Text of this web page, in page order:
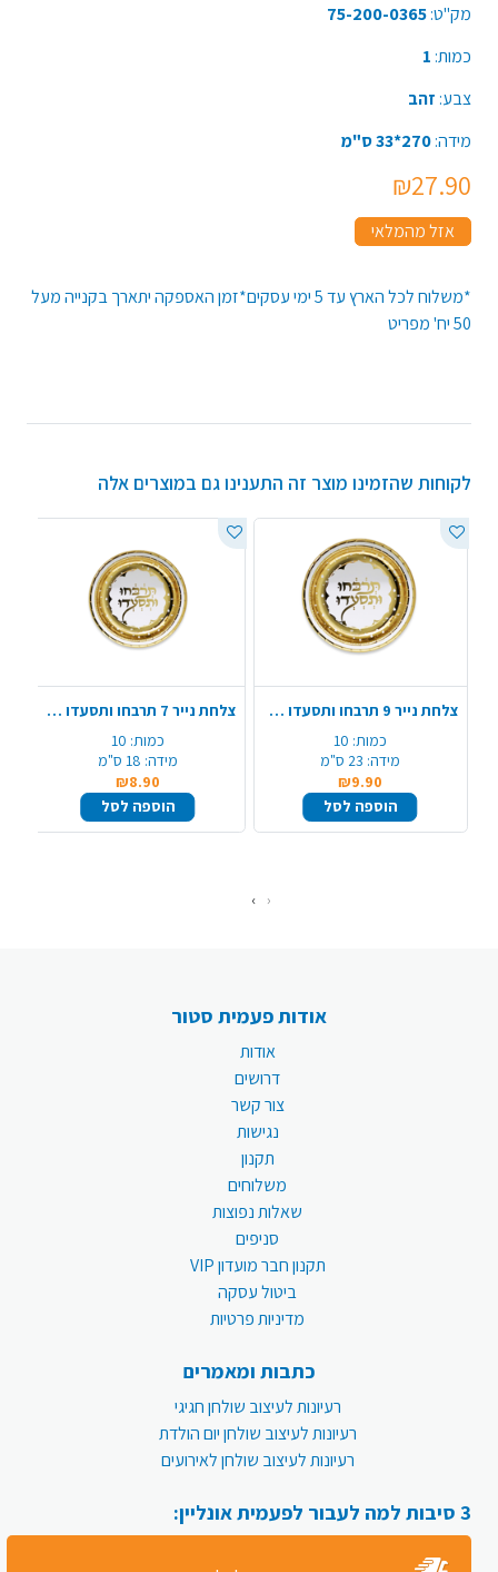
מק"ט:75-200-0365
כמות: 1
צבע: זהב
מידה:270*33 ס"מ
₪27.90
אזל מהמלאי
*משלוח לכל הארץ עד 5 ימי עסקים*זמן האספקה יתארך בקנייה מעל
50 יח' מפריט
לקוחות שהזמינו מוצר זה התענינו גם במוצרים אלה
צלחת נייר 9 תרבחו ותסעדו 10 יח' - זהב
כמות: 10
מידה: 23 ס"מ
₪9.90
הוספה לסל
צלחת נייר 7 תרבחו ותסעדו 10 יח' - זהב
כמות: 10
מידה: 18 ס"מ
₪8.90
הוספה לסל
‹
›
אודות פעמית סטור
אודות
דרושים
צור קשר
נגישות
תקנון
משלוחים
שאלות נפוצות
סניפים
תקנון חבר מועדון VIP
ביטול עסקה
מדיניות פרטיות
כתבות ומאמרים
רעיונות לעיצוב שולחן חגיגי
רעיונות לעיצוב שולחן יום הולדת
רעיונות לעיצוב שולחן לאירועים
3 סיבות למה לעבור לפעמית אונליין: